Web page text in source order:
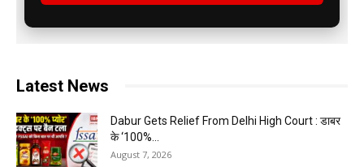
Latest News
Dabur Gets Relief From Delhi High Court : डाबर
के ‘100%...
August 7, 2026